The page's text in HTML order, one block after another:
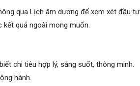
qua Lịch âm dương để xem xét đầu tư
kết quả ngoài mong muốn.
chi tiêu hợp lý, sáng suốt, thông minh.
hành.